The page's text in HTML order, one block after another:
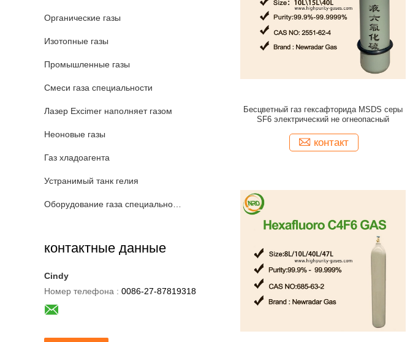
Органические газы
Изотопные газы
Промышленные газы
Смеси газа специальности
Лазер Excimer наполняет газом
Неоновые газы
Газ хладоагента
Устранимый танк гелия
Оборудование газа специальности
контактные данные
Cindy
Номер телефона : 0086-27-87819318
Бесцветный газ гексафторида MSDS серы
SF6 электрический не огнеопасный
контакт